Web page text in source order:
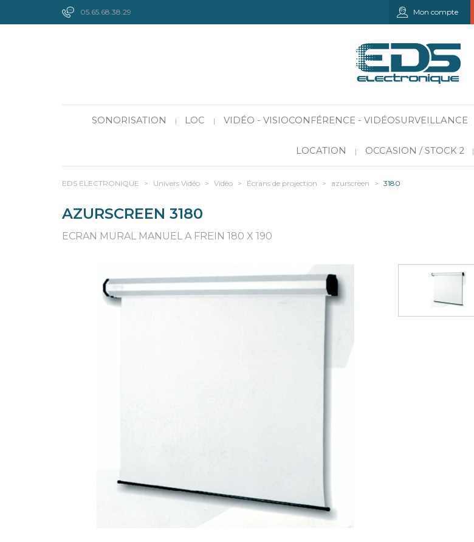
05.65.68.38.29 Mon compte
SONORISATION | LOC | VIDÉO - VISIOCONFÉRENCE - VIDÉOSURVEILLANCE
LOCATION | OCCASION / STOCK 2 |
EDS ELECTRONIQUE > Univers Vidéo > Vidéo > Écrans de projection > azurscreen > 3180
AZURSCREEN 3180
ECRAN MURAL MANUEL A FREIN 180 X 190